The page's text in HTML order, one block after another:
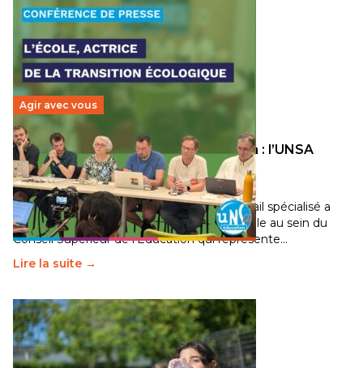
Agir avec vous
Transition écologique de l’éducation : l’UNSA
Éducation fait bouger les lignes
30 juin 2026-National
Pendant plusieurs mois, un groupe de travail spécialisé a
travaillé sur la transition écologique de l’Ecole au sein du
Conseil Supérieur de l’Éducation qui représente…
Lire la suite →